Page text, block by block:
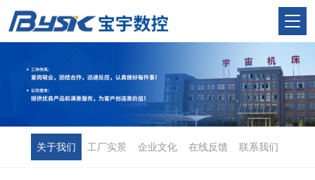
关于我们 工厂实景 企业文化 在线反馈 联系我们